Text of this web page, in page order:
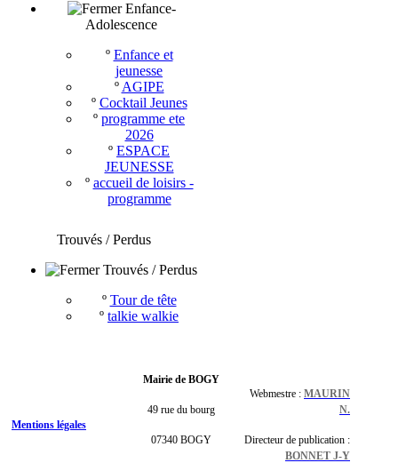
Enfance-
Adolescence
º Enfance et
jeunesse
º AGIPE
º Cocktail Jeunes
º programme ete
2026
º ESPACE
JEUNESSE
º accueil de loisirs -
programme
Trouvés / Perdus
Trouvés / Perdus
º Tour de tête
º talkie walkie
Mentions légales
Mairie de BOGY
49 rue du bourg
07340 BOGY
Webmestre : MAURIN
N.
Directeur de publication :
BONNET J-Y